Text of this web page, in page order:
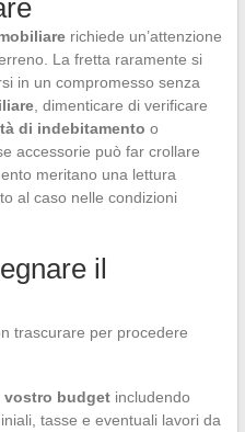
richiede un’attenzione
La fretta raramente si
in un compromesso senza
, dimenticare di verificare
di indebitamento o
accessorie può far crollare
meritano una lettura
al caso nelle condizioni
il
trascurare per procedere
vostro budgetincludendo
tasse e eventuali lavori da